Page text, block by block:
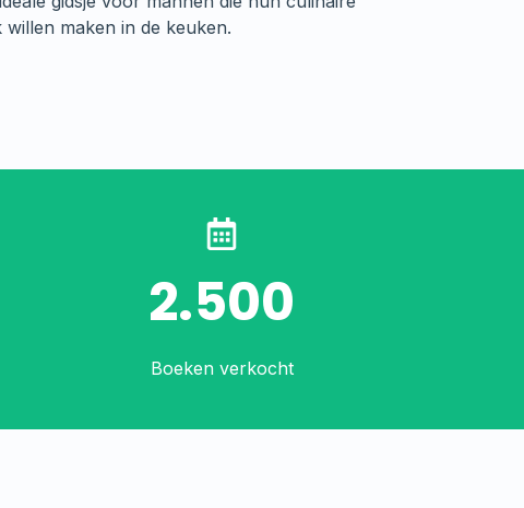
maken in de keuken.
2.500
Boeken verkocht